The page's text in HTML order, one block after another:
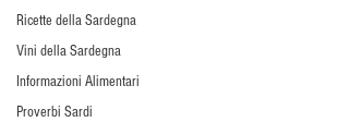
Ricette della Sardegna
Vini della Sardegna
Informazioni Alimentari
Proverbi Sardi